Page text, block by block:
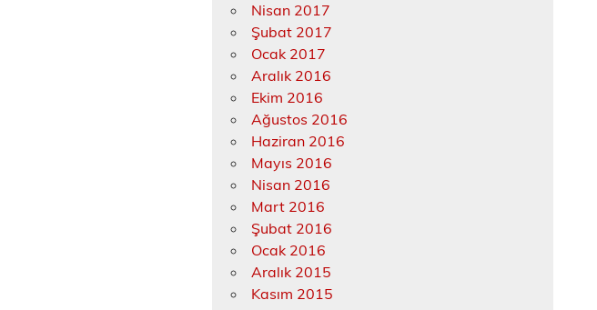
Nisan 2017
Şubat 2017
Ocak 2017
Aralık 2016
Ekim 2016
Ağustos 2016
Haziran 2016
Mayıs 2016
Nisan 2016
Mart 2016
Şubat 2016
Ocak 2016
Aralık 2015
Kasım 2015